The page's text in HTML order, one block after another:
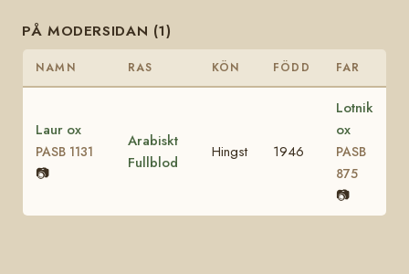
PÅ MODERSIDAN (1)
NAMN RAS KÖN FÖDD FAR
Laur ox
PASB 1131
📷
Arabiskt
Fullblod
Hingst 1946
Lotnik
ox
PASB
875
📷